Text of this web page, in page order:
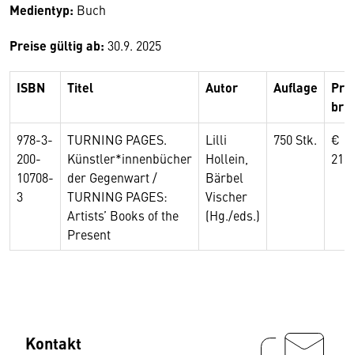
Medientyp: Buch
Preise gültig ab: 30.9. 2025
ISBN Titel Autor Auflage
978-3-
200-
10708-
3
TURNING PAGES.
Künstler*innenbücher
der Gegenwart /
TURNING PAGES:
Artists’ Books of the
Present
Lilli
Hollein,
Bärbel
Vischer
(Hg./eds.)
750 Stk.
€
Kontakt